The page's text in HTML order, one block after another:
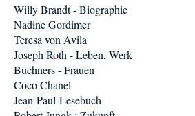
Willy Brandt - Biographie
Nadine Gordimer
Teresa von Avila
Joseph Roth - Leben, Werk
Büchners - Frauen
Coco Chanel
Jean-Paul-Lesebuch